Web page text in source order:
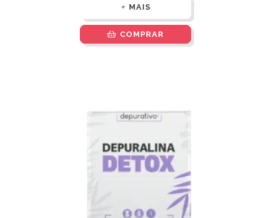
MAIS
COMPRAR